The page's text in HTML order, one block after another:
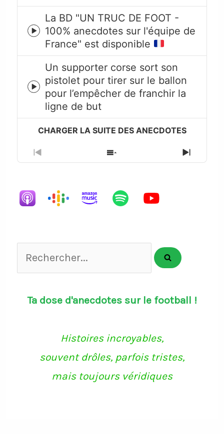
Episode
play
icon
La BD "UN TRUC DE FOOT -
100% anecdotes sur l'équipe de
France" est disponible
Episode
play
icon
Un supporter corse sort son
pistolet pour tirer sur le ballon
pour l’empêcher de franchir la
ligne de but
Previous
Episode
Show
Episodes
Next
Episode
Rechercher...
Ta dose d'anecdotes sur le football !
Histoires incroyables,
souvent drôles, parfois tristes,
mais toujours véridiques